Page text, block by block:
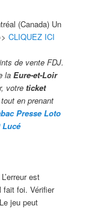
(Canada) Un
CLIQUEZ ICI
de vente FDJ.
laEure-et-Loir
votre ticket
tout en prenant
Presse Loto
Lucé
est
fait foi. Vérifier
jeu peut